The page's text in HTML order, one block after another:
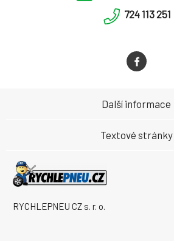
724 113 251
RYCHLEPNEU CZ s. r. o.
Další informace
Textové stránky